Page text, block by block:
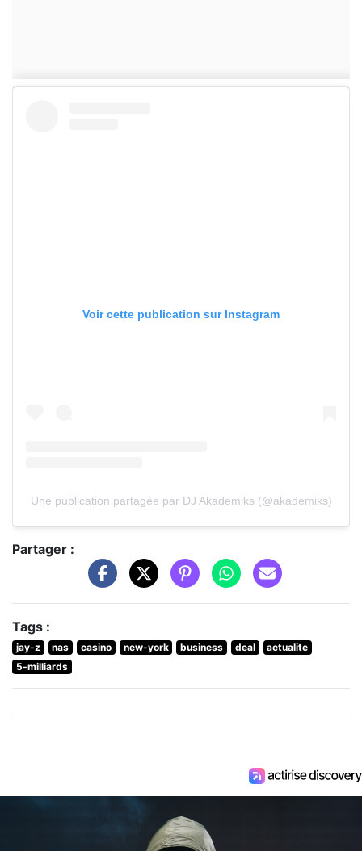
Voir cette publication sur Instagram
Une publication partagée par DJ Akademiks (@akademiks)
Partager :
Tags :
jay-z nas casino new-york business deal
actualite
5-milliards